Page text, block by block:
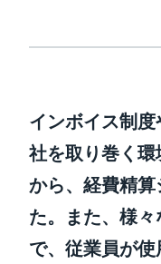
インボイス制
社を取り巻く環
から、経費精
た。また、様
で、従業員が